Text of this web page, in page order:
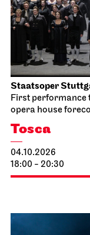
Staatsoper
First performance
opera house
Tosca
04.10.2026
18:00 - 20:30